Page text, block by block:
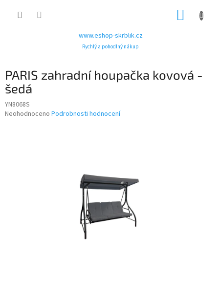
www.eshop-skrblik.cz
Rychlý a pohodlný nákup
PARIS zahradní houpačka kovová -
šedá
YN8068S
Průměrné
Neohodnoceno Podrobnosti hodnocení